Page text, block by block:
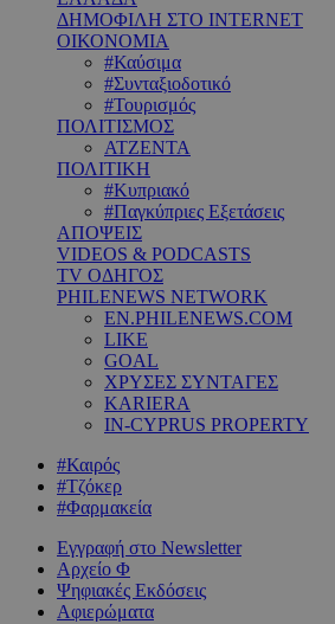
ΔΗΜΟΦΙΛΗ ΣΤΟ INTERNET
ΟΙΚΟΝΟΜΙΑ
#Καύσιμα
#Συνταξιοδοτικό
#Τουρισμός
ΠΟΛΙΤΙΣΜΟΣ
ΑΤΖΕΝΤΑ
ΠΟΛΙΤΙΚΗ
#Κυπριακό
#Παγκύπριες Εξετάσεις
ΑΠΟΨΕΙΣ
VIDEOS & PODCASTS
TV ΟΔΗΓΟΣ
PHILENEWS NETWORK
EN.PHILENEWS.COM
LIKE
GOAL
ΧΡΥΣΕΣ ΣΥΝΤΑΓΕΣ
KARIERA
IN-CYPRUS PROPERTY
#Καιρός
#Τζόκερ
#Φαρμακεία
Εγγραφή στο Newsletter
Αρχείο Φ
Ψηφιακές Εκδόσεις
Αφιερώματα